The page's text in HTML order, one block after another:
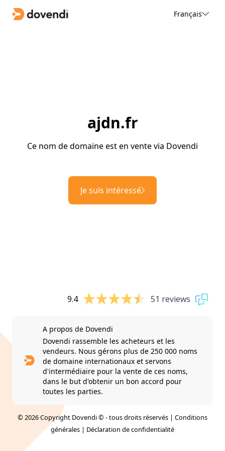
Français
ajdn.fr
Ce nom de domaine est en vente via Dovendi
Je suis intéressé
9.4 51 reviews
A propos de Dovendi
Dovendi rassemble les acheteurs et les
vendeurs. Nous gérons plus de 250 000 noms
de domaine internationaux et servons
d'intermédiaire pour la vente de ces noms,
dans le but d'obtenir un bon accord pour
toutes les parties.
© 2026 Copyright Dovendi © - tous droits réservés | Conditions
générales | Déclaration de confidentialité